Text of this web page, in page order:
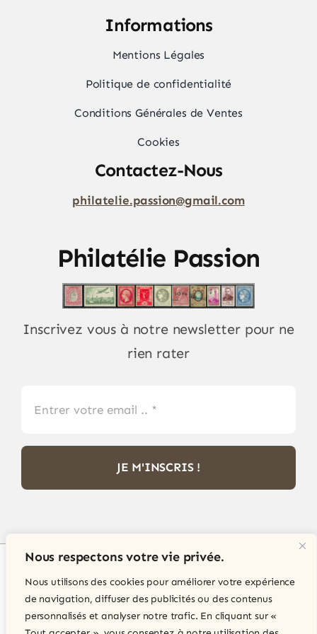
Nous respectons votre vie privée.
Nous utilisons des cookies pour améliorer votre expérience
de navigation, diffuser des publicités ou des contenus
personnalisés et analyser notre trafic. En cliquant sur «
Informations
Mentions Légales
Politique de confidentialité
Conditions Générales de Ventes
Cookies
Contactez-Nous
philatelie.passion@gmail.com
Philatélie Passion
Inscrivez vous à notre newsletter pour ne
rien rater
JE M'INSCRIS !
© Copyright 2012 - 2026 •Philatélie Passion•
Tous droits réservés • Site internet réalisé par
IT Expert Services